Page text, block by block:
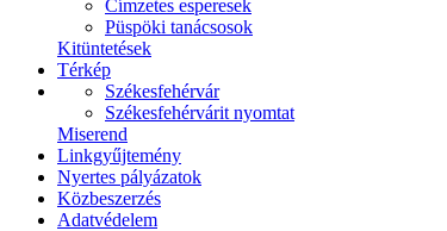
Címzetes esperesek
Püspöki tanácsosok
Kitüntetések
Térkép
Székesfehérvár
Székesfehérvárit nyomtat
Miserend
Linkgyűjtemény
Nyertes pályázatok
Közbeszerzés
Adatvédelem